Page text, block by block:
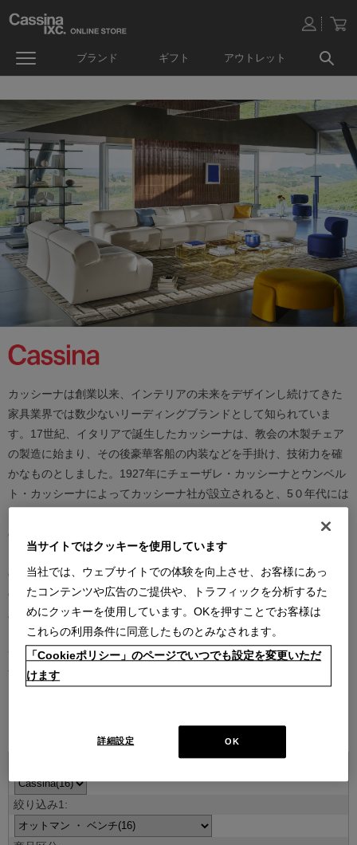
ブランド ギフト アウトレット
カッシーナは創業以来、インテリアの未来をデザインし続けてきた
家具業界では数少ないリーディングブランドとして知られていま
す。17世紀、イタリアで誕生したカッシーナは、教会の木製チェア
の製造に始まり、その後豪華客船の内装などを手掛け、技術力を確
かなものとしました。1927年にチェーザレ・カッシーナとウンベル
ト・カッシーナによってカッシーナ社が設立されると、5０年代には
の最も重要な美術館にコレクションされるなど、その完成度とデザ
イン性は高い評価を得ています。この普遍的なクオリティを支える
のは、高水準のテクノロジーとアルチザン（職人）の技術の継承と
の見事な融合であり、また、永年をかけ築きあげられた歴史と信
頼、それを保ちながらも革新的に続けられる斬新で大胆な製品開発
と研究、著名な建築家やデザイナーとの協業にあります。カッシー
ナは、時代を越えて人々を魅了し、特別な満足感をもたらし続けま
す。
当サイトではクッキーを使用しています
当社では、ウェブサイトでの体験を向上させ、お客様にあっ
たコンテンツや広告のご提供や、トラフィックを分析するた
めにクッキーを使用しています。OKを押すことでお客様は
これらの利用条件に同意したものとみなされます。
「Cookieポリシー」のページでいつでも設定を変更いただ
けます
OK
詳細設定